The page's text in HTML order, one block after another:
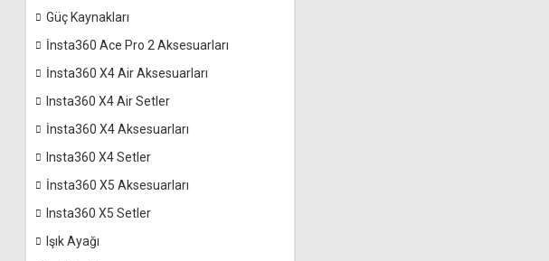
Güç Kaynakları
İnsta360 Ace Pro 2 Aksesuarları
İnsta360 X4 Air Aksesuarları
Insta360 X4 Air Setler
İnsta360 X4 Aksesuarları
Insta360 X4 Setler
İnsta360 X5 Aksesuarları
Insta360 X5 Setler
Işık Ayağı